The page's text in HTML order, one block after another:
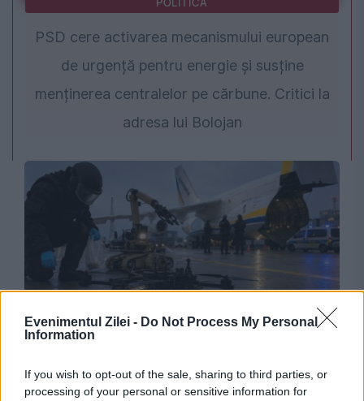
Evenimentul Zilei - Do Not Process My Personal
Information
If you wish to opt-out of the sale, sharing to third parties, or
processing of your personal or sensitive information for
PSD cere activarea mecanismului european
de urgență pentru energie și susține
menținerea centralelor pe cărbune. Critici la
adresa lui Bolojan
INTERNATIONAL
grav de pe aeroportul Leipzig/Halle. Explozibili